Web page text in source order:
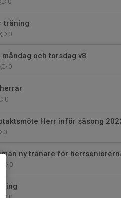
träning
0
och torsdag v8
0
0
Herr inför säsong
0
ny tränare för
0